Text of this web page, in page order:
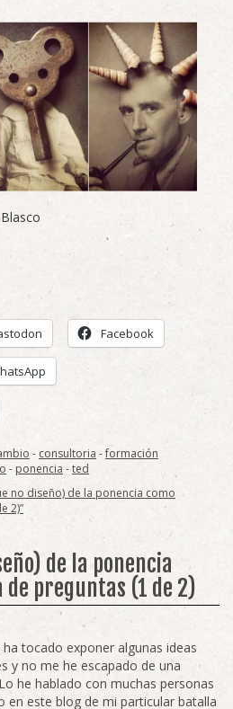
Facebook
- consultoria -formación
- ponencia -ted
no diseño) de la ponencia como
2)”
de la ponencia
preguntas (1 de 2)
tocado exponer algunas ideas
y no me he escapado de una
he hablado con muchas personas
en este blog de mi particular batalla